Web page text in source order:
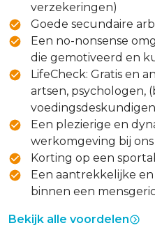
verzekeringen)
Goede secundaire
Een no-nonsense
die gemotiveerd en
LifeCheck: Gratis en
artsen, psychologen,
voedingsdeskundigen
Een plezierige en
werkomgeving bij
Korting op een
Een aantrekkelijke
binnen een
Bekijk alle voordelen